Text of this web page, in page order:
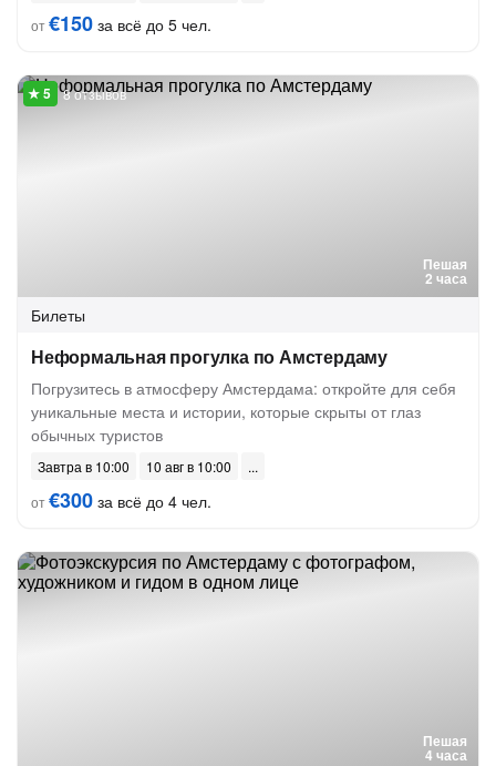
от€150 за всё до 5 чел.
Пешая
2 часа
8 отзывов
Билеты
Неформальная прогулка по Амстердаму
Погрузитесь в атмосферу Амстердама: откройте для себя
уникальные места и истории, которые скрыты от глаз
обычных туристов
Завтра в 10:00
10 авг в 10:00
от€300 за всё до 4 чел.
Пешая
4 часа